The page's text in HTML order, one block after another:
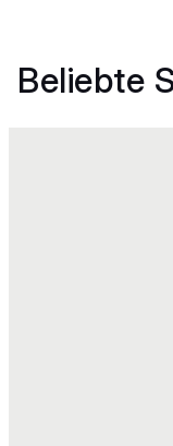
Beliebte